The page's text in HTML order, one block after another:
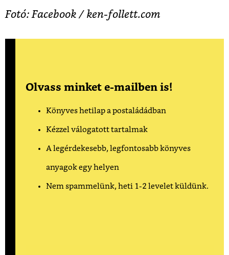
Fotó: Facebook / ken-follett.com
Olvass minket e-mailben is!
Könyves hetilap a postaládádban
Kézzel válogatott tartalmak
A legérdekesebb, legfontosabb könyves
anyagok egy helyen
Nem spammelünk, heti 1-2 levelet küldünk.